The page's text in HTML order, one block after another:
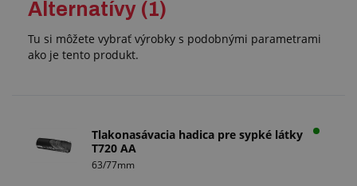
Alternatívy (1)
Tu si môžete vybrať výrobky s podobnými parametrami
ako je tento produkt.
Tlakonasávacia hadica pre sypké látky
T720 AA
63/77mm